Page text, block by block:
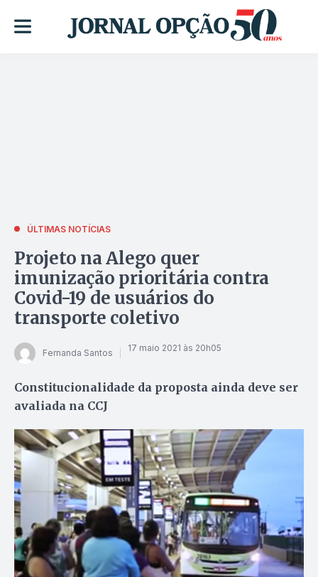
ÚLTIMAS NOTÍCIAS
Projeto na Alego quer
imunização prioritária contra
Covid-19 de usuários do
transporte coletivo
Fernanda Santos 17 maio 2021 às 20h05
Constitucionalidade da proposta ainda deve ser
avaliada na CCJ